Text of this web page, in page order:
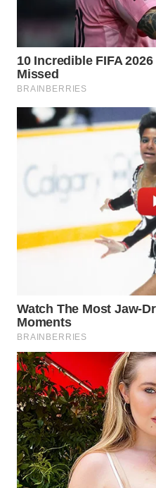
WN
CIREBON
WN
WN
WN
WN
SUKABUMI
PURWAKARTA
WN
PRIANGAN
TIMUR
WN
SEMARANG